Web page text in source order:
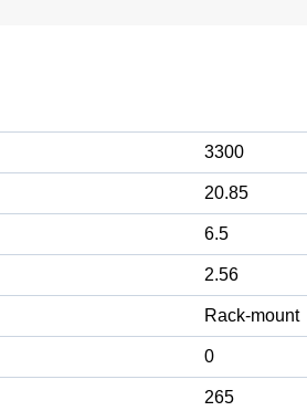
3300
20.85
6.5
2.56
Rack-mount
0
265